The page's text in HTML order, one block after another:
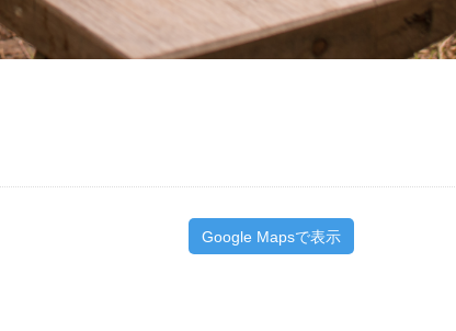
Google Mapsで表示